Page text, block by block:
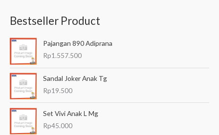
c
a
u
n
Bestseller Product
Pajangan 890 Adiprana
Rp1.557.500
Sandal Joker Anak Tg
Rp19.500
Set Vivi Anak L Mg
Rp45.000